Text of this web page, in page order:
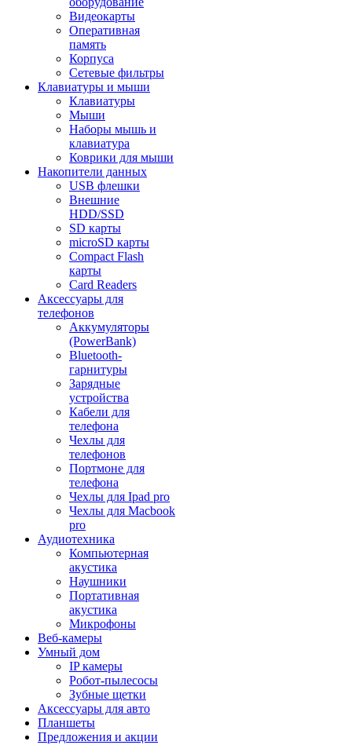
Видеокарты
Оперативная
память
Корпуса
Сетевые фильтры
Клавиатуры и мыши
Клавиатуры
Мыши
Наборы мышь и
клавиатура
Коврики для мыши
Накопители данных
USB флешки
Внешние
HDD/SSD
SD карты
microSD карты
Compact Flash
карты
Card Readers
Аксессуары для
телефонов
Аккумуляторы
(PowerBank)
Bluetooth-
гарнитуры
Зарядные
устройства
Кабели для
телефона
Чехлы для
телефонов
Портмоне для
телефона
Чехлы для Ipad pro
Чехлы для Macbook
pro
Аудиотехника
Компьютерная
акустика
Наушники
Портативная
акустика
Микрофоны
Веб-камеры
Умный дом
IP камеры
Робот-пылесосы
Зубные щетки
Аксессуары для авто
Планшеты
Предложения и акции